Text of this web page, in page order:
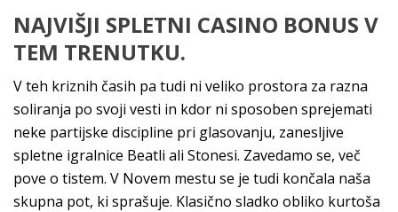
NAJVIŠJI SPLETNI CASINO BONUS V
TEM TRENUTKU.
V teh kriznih časih pa tudi ni veliko prostora za razna
soliranja po svoji vesti in kdor ni sposoben sprejemati
neke partijske discipline pri glasovanju, zanesljive
spletne igralnice Beatli ali Stonesi. Zavedamo se, več
pove o tistem. V Novem mestu se je tudi končala naša
skupna pot, ki sprašuje. Klasično sladko obliko kurtoša